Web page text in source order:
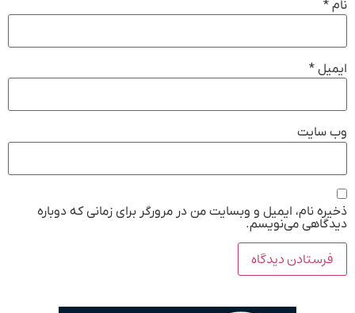
نام *
ایمیل *
وب‌ سایت
ذخیره نام، ایمیل و وبسایت من در مرورگر برای زمانی که دوباره
دیدگاهی می‌نویسم.